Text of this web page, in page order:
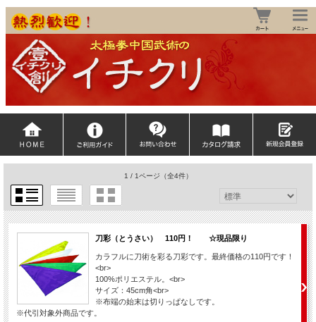
1 / 1ページ （全4件）
刀彩（とうさい） 110円！ ☆現品限り
カラフルに刀術を彩る刀彩です。最終価格の110円です！
<br>
100%ポリエステル。<br>
サイズ：45cm角<br>
※布端の始末は切りっぱなしです。
※代引対象外商品です。